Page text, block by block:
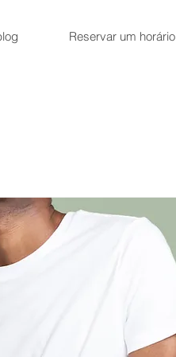
Reservar um horário